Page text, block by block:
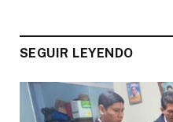
SEGUIR LEYENDO